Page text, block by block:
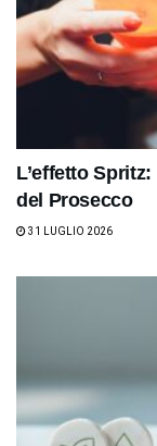
L’effetto
del Prosecco
31 LUGLIO 2026